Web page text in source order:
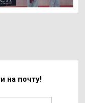
на почту!